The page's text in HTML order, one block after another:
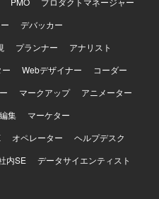
デバッカー
プランナー
アナリスト
Webデザイナー
コーダー
マークアップ
アニメーター
集
マーケター
オペレーター
ヘルプデスク
内SE
データサイエンティスト